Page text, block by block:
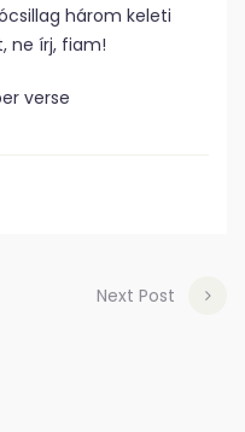
három keleti
ne írj, fiam!
verse
Next Post